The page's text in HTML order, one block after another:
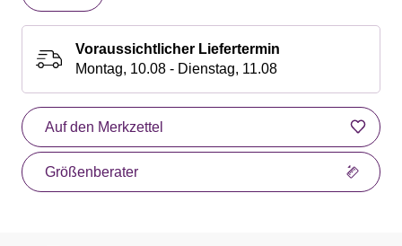
Voraussichtlicher Liefertermin
Montag, 10.08 - Dienstag, 11.08
Auf den Merkzettel
Größenberater